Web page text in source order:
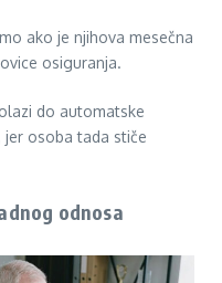
ako je njihova mesečna
osiguranja.
do automatske
jer osoba tada stiče
odnosa